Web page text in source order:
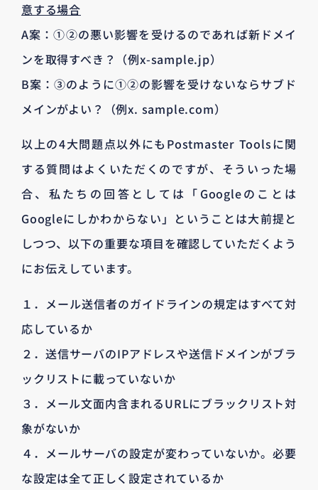
意する場合
A案：①②の悪い影響を受けるのであれば新ドメイ
ンを取得すべき？（例x-sample.jp）
B案：③のように①②の影響を受けないならサブド
メインがよい？（例x. sample.com）
以上の4大問題点以外にもPostmaster Toolsに関
する質問はよくいただくのですが、そういった場
合、私たちの回答としては「Googleのことは
Googleにしかわからない」ということは大前提と
しつつ、以下の重要な項目を確認していただくよう
にお伝えしています。
１．メール送信者のガイドラインの規定はすべて対
応しているか
２．送信サーバのIPアドレスや送信ドメインがブラ
ックリストに載っていないか
３．メール文面内含まれるURLにブラックリスト対
象がないか
４．メールサーバの設定が変わっていないか。必要
な設定は全て正しく設定されているか